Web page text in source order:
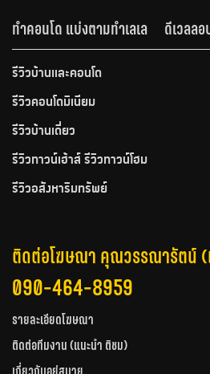
ทำคอนโด แบ่งตามทำเลเล
ดีเวลลอ
รีวิวบ้านและคอนโด
รีวิวคอนโดมิเนียม
รีวิวบ้านเดี่ยว
รีวิวทาวน์เฮ้าส์ รีวิวทาวน์โฮม
รีวิวอสังหาริมทรัพย์
ติดต่อโฆษณา คุณวรรณารัตน์
090-464-8959
รายละเอียดโฆษณา
ติดต่อทีมงาน (แนะนำ ติชม)